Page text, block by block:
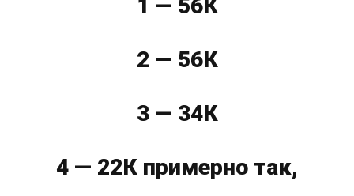
1 — 56К
2 — 56К
3 — 34К
4 — 22К примерно так,